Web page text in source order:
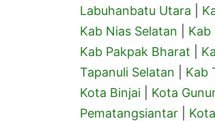
Labuhanbatu Utara
Kab Nias Selatan
Kab
Kab Pakpak Bharat
Tapanuli Selatan
Kab
Kota Binjai
Kota
Pematangsiantar